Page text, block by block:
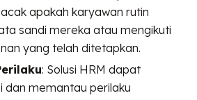
apakah karyawan rutin
sandi mereka atau mengikuti
yang telah ditetapkan.
: Solusi HRM dapat
dan memantau perilaku